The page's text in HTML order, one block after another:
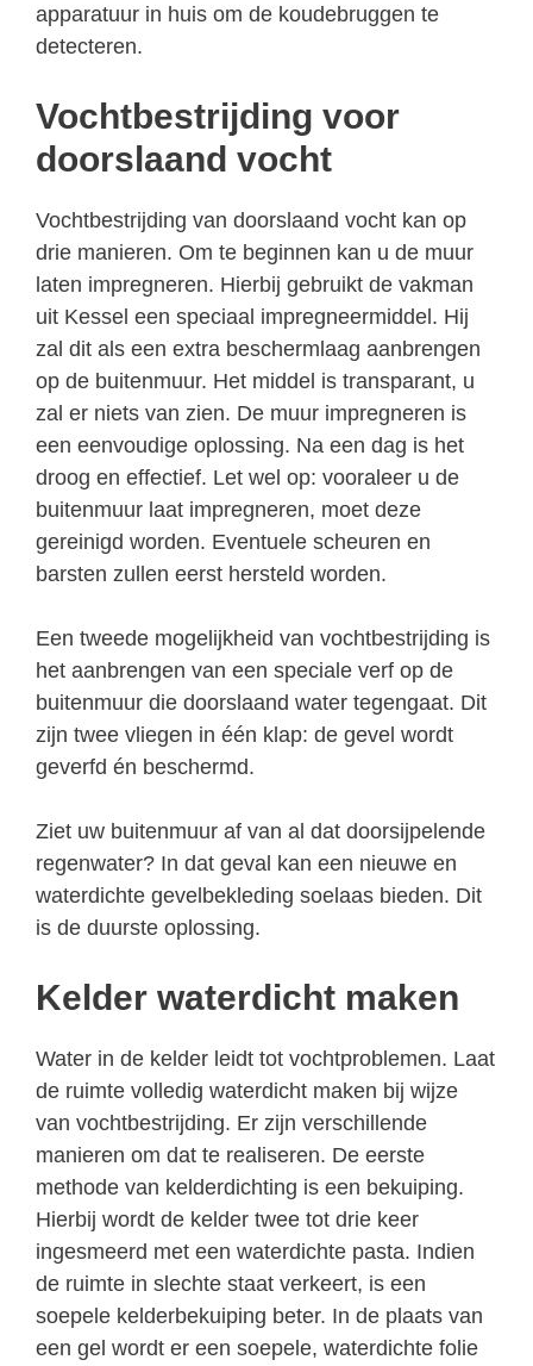
apparatuur in huis om de koudebruggen te
detecteren.
Vochtbestrijding voor
doorslaand vocht
Vochtbestrijding van doorslaand vocht kan op
drie manieren. Om te beginnen kan u de muur
laten impregneren. Hierbij gebruikt de vakman
uit Kessel een speciaal impregneermiddel. Hij
zal dit als een extra beschermlaag aanbrengen
op de buitenmuur. Het middel is transparant, u
zal er niets van zien. De muur impregneren is
een eenvoudige oplossing. Na een dag is het
droog en effectief. Let wel op: vooraleer u de
buitenmuur laat impregneren, moet deze
gereinigd worden. Eventuele scheuren en
barsten zullen eerst hersteld worden.
Een tweede mogelijkheid van vochtbestrijding is
het aanbrengen van een speciale verf op de
buitenmuur die doorslaand water tegengaat. Dit
zijn twee vliegen in één klap: de gevel wordt
geverfd én beschermd.
Ziet uw buitenmuur af van al dat doorsijpelende
regenwater? In dat geval kan een nieuwe en
waterdichte gevelbekleding soelaas bieden. Dit
is de duurste oplossing.
Kelder waterdicht maken
Water in de kelder leidt tot vochtproblemen. Laat
de ruimte volledig waterdicht maken bij wijze
van vochtbestrijding. Er zijn verschillende
manieren om dat te realiseren. De eerste
methode van kelderdichting is een bekuiping.
Hierbij wordt de kelder twee tot drie keer
ingesmeerd met een waterdichte pasta. Indien
de ruimte in slechte staat verkeert, is een
soepele kelderbekuiping beter. In de plaats van
een gel wordt er een soepele, waterdichte folie